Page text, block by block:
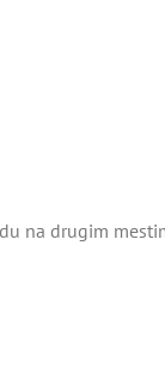
na drugim